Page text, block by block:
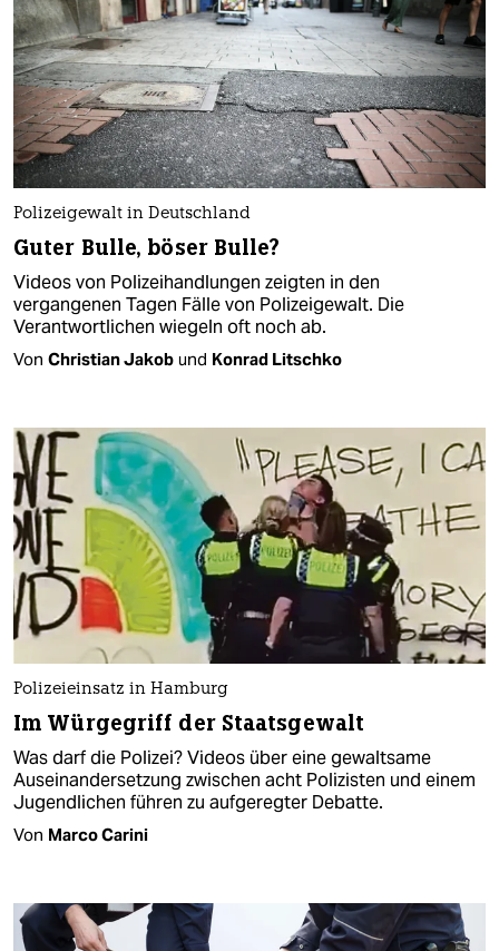
Polizeigewalt in Deutschland
Guter Bulle, böser Bulle?
Videos von Polizeihandlungen zeigten in den
vergangenen Tagen Fälle von Polizeigewalt. Die
Verantwortlichen wiegeln oft noch ab.
Von Christian Jakob und Konrad Litschko
Polizeieinsatz in Hamburg
Im Würgegriff der Staatsgewalt
Was darf die Polizei? Videos über eine gewaltsame
Auseinandersetzung zwischen acht Polizisten und einem
Jugendlichen führen zu aufgeregter Debatte.
Von Marco Carini